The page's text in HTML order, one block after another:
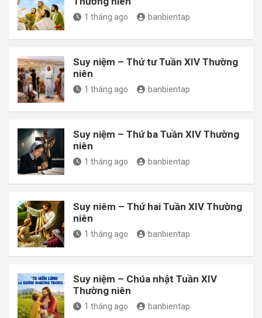
1 tháng ago banbientap
Suy niệm – Thứ tư Tuần XIV Thường
niên
1 tháng ago banbientap
Suy niệm – Thứ ba Tuần XIV Thường
niên
1 tháng ago banbientap
Suy niêm – Thứ hai Tuần XIV Thường
niên
1 tháng ago banbientap
Suy niệm – Chúa nhật Tuần XIV
Thường niên
1 tháng ago banbientap